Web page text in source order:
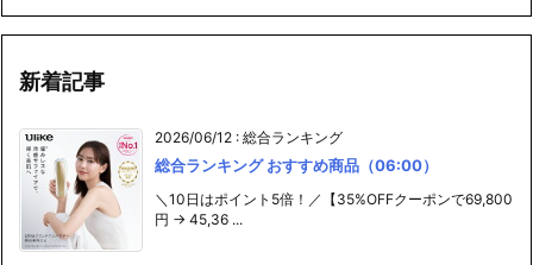
新着記事
2026/06/12 : 総合ランキング
総合ランキング おすすめ商品（06:00）
＼10日はポイント5倍！／【35%OFFクーポンで69,800
円 → 45,36 ...